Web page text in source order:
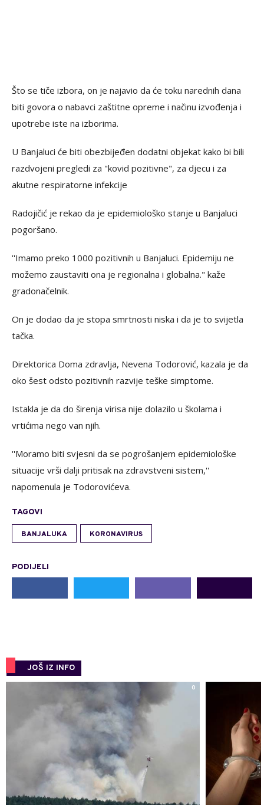
Što se tiče izbora, on je najavio da će toku narednih dana
biti govora o nabavci zaštitne opreme i načinu izvođenja i
upotrebe iste na izborima.
U Banjaluci će biti obezbijeđen dodatni objekat kako bi bili
razdvojeni pregledi za "kovid pozitivne", za djecu i za
akutne respiratorne infekcije
Radojičić je rekao da je epidemiološko stanje u Banjaluci
pogoršano.
''Imamo preko 1000 pozitivnih u Banjaluci. Epidemiju ne
možemo zaustaviti ona je regionalna i globalna." kaže
gradonačelnik.
On je dodao da je stopa smrtnosti niska i da je to svijetla
tačka.
Direktorica Doma zdravlja, Nevena Todorović, kazala je da
oko šest odsto pozitivnih razvije teške simptome.
Istakla je da do širenja virisa nije dolazilo u školama i
vrtićima nego van njih.
''Moramo biti svjesni da se pogrošanjem epidemiološke
situacije vrši dalji pritisak na zdravstveni sistem,''
napomenula je Todorovićeva.
TAGOVI
BANJALUKA KORONAVIRUS
PODIJELI
JOŠ IZ INFO
0